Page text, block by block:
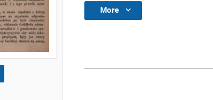
More